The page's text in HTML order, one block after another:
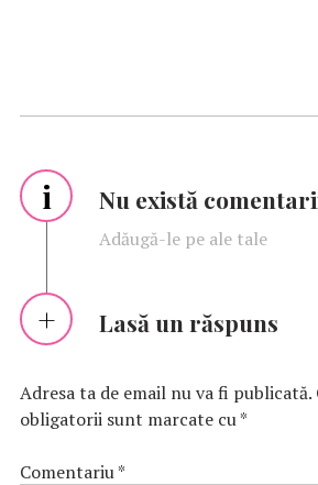
i Nu există
Adăugă-le pe ale tale
Lasă un răspuns
Adresa ta de email nu va fi publicată.
obligatorii sunt marcate cu*
Comentariu*